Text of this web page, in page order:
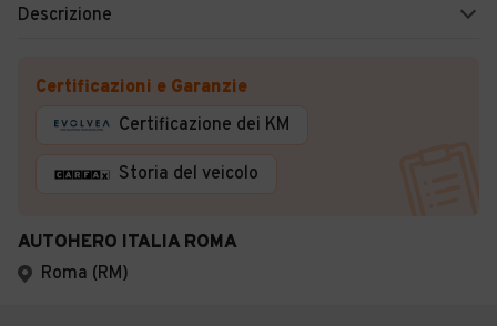
Descrizione
Certificazioni e Garanzie
Certificazione dei KM
Storia del veicolo
AUTOHERO ITALIA ROMA
Roma (RM)